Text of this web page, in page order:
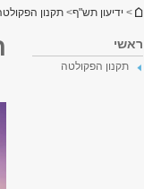
הינך נמצא כאן
> ידיעון תש"ף> תקנון
ראשי
תקנון הפקולטה